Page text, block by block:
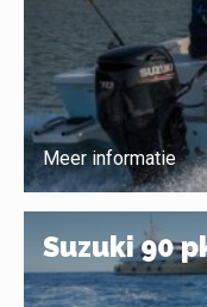
Meer informatie
Suzuki 90